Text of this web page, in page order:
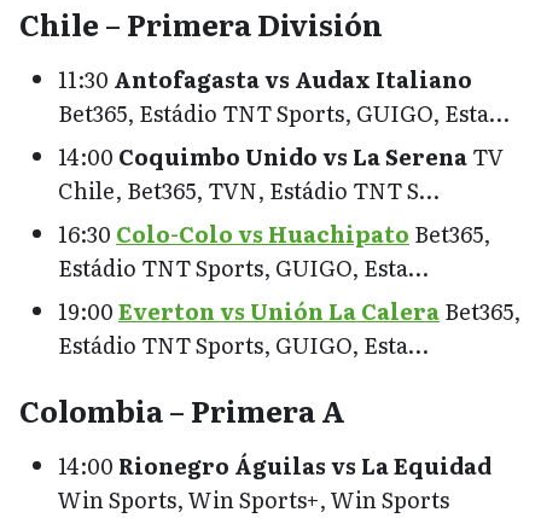
Chile – Primera División
11:30 Antofagasta vs Audax Italiano
Bet365, Estádio TNT Sports, GUIGO, Esta…
14:00 Coquimbo Unido vs La SerenaTV
Chile, Bet365, TVN, Estádio TNT S…
16:30 Colo-Colo vs Huachipato Bet365,
Estádio TNT Sports, GUIGO, Esta…
19:00Everton vs Unión La CaleraBet365,
Estádio TNT Sports, GUIGO, Esta…
Colombia – Primera A
14:00 Rionegro Águilas vs La Equidad
Win Sports, Win Sports+, Win Sports